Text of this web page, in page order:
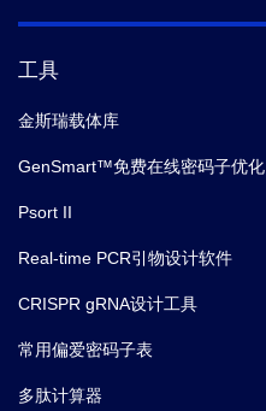
工具
金斯瑞载体库
GenSmart™免费在线密码子优化
Psort II
Real-time PCR引物设计软件
CRISPR gRNA设计工具
常用偏爱密码子表
多肽计算器